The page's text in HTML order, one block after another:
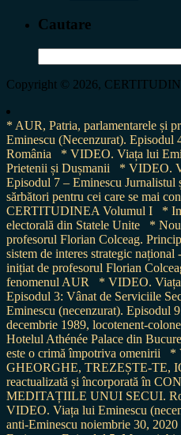
Cautare
for:
Copyright © 2026,
* AUR, Patria, parlamentarele și
Eminescu (Necenzurat). Episodul
România
* VIDEO. Viața lui
Prietenii și Dușmanii
* VIDEO.
Episodul 7 – Eminescu Jurnalistul
sărbători pentru cei care se mai
CERTITUDINEA Volumul I
*
electorală din Statele Unite
*
profesorul Florian Colceag.
sistem de interes strategic
inițiat de profesorul Florian
fenomenul AUR
* VIDEO. Viața
Episodul 3: Vânat de Serviciile
Eminescu (necenzurat). Episodul
decembrie 1989, locotenent-
Hotelul Athénée Palace din
este o crimă împotriva omenirii
*
GHEORGHE, TREZEȘTE-TE,
reactualizată și încorporată în
MEDITAȚIILE UNUI SECUI.
VIDEO. Viața lui Eminescu
anti-Eminescu noiembrie 30, 2020